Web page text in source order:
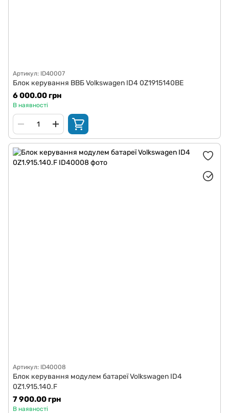
Артикул: ID40007
Блок керування ВВБ Volkswagen ID4 0Z1915140BE
6 000.00 грн
В наявності
Артикул: ID40008
Блок керування модулем батареї Volkswagen ID4
0Z1.915.140.F
7 900.00 грн
В наявності